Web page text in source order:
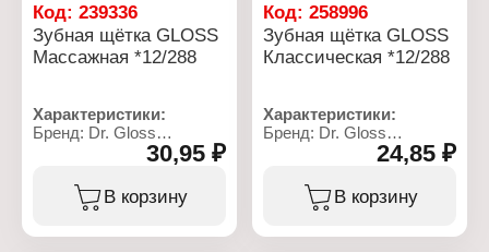
Код: 239336
Зубная щётка GLOSS
Массажная *12/288
Характеристики:
Бренд: Dr. Gloss
Тип товара: Зубная
Жесткость щетины:
средняя жесткость
30,95 ₽
В корзину
Код:258996
Зубная щётка GLOSS
Классическая *12/288
Характеристики:
Бренд: Dr. Gloss
Тип товара: Зубная
Жесткость щетины:
средняя жесткость
24,85 ₽
В корзину